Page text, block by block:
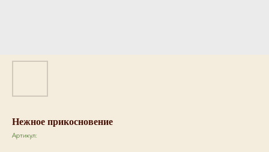
Нежное прикосновение
Артикул: